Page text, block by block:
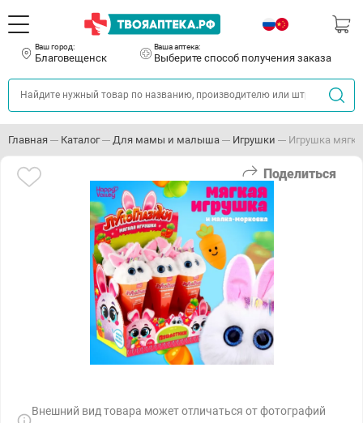
Ваш город:
Благовещенск
Ваша аптека:
Выберите способ получения заказа
Главная Каталог Для мамы и малыша Игрушки Игрушка
Поделиться
Внешний вид товара может отличаться от фотографий